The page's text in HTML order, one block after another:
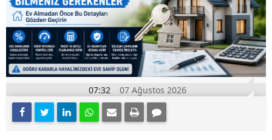
07:32 07 Ağustos 2026